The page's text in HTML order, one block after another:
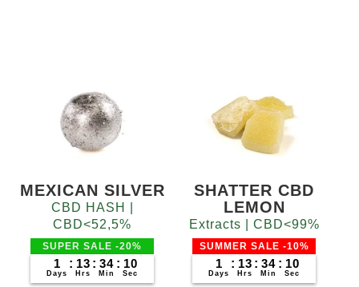
MEXICAN SILVER
CBD HASH |
CBD<52,5%
SUPER SALE -20%
1
Days
: 13
Hrs
: 34
Min
: 09
Sec
SHATTER CBD
LEMON
Extracts | CBD<99%
SUMMER SALE -10%
1
Days
: 13
Hrs
: 34
Min
: 09
Sec